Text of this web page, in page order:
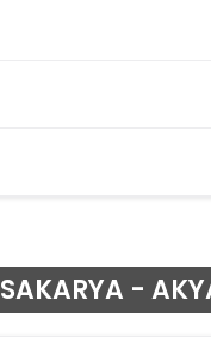
SAKARYA -